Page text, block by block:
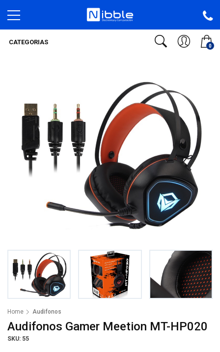
0
CATEGORIAS
Home Audifonos
Audifonos Gamer Meetion MT-HP020
SKU: 55